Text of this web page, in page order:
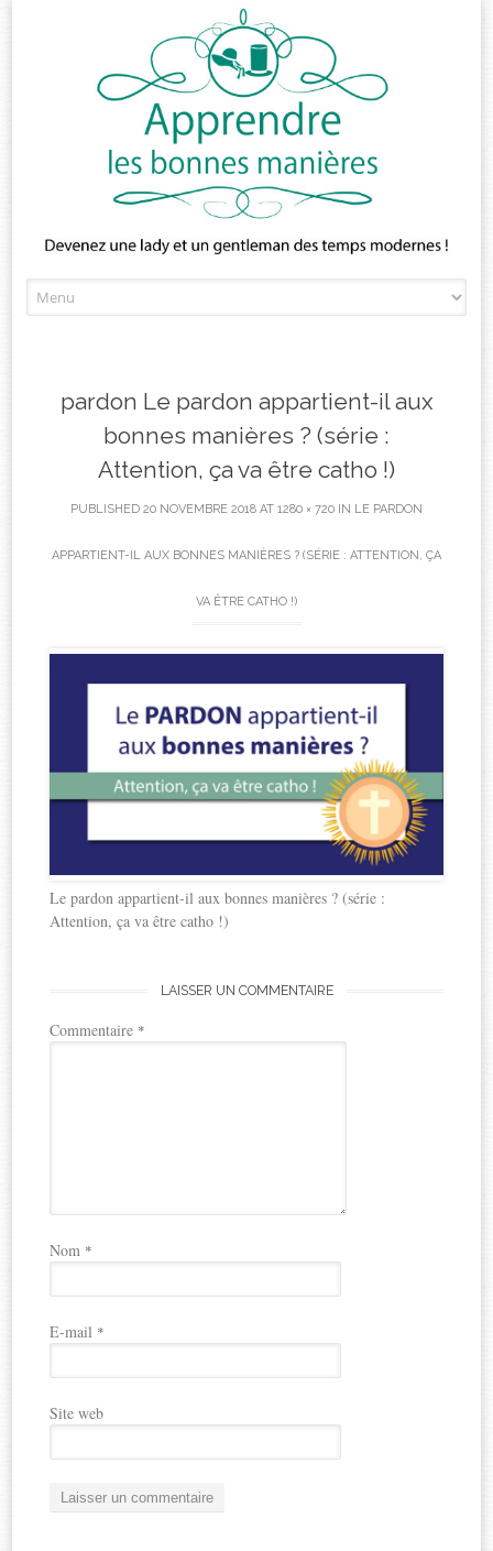
to
pardon Le pardon appartient-il aux
bonnes manières ? (série :
Attention, ça va être catho !)
PUBLISHED 20 NOVEMBRE 2018 AT 1280 × 720 IN LE PARDON
APPARTIENT-IL AUX BONNES MANIÈRES ? (SÉRIE : ATTENTION, ÇA
VA ÊTRE CATHO !)
Le pardon appartient-il aux bonnes manières ? (série :
Attention, ça va être catho !)
LAISSER UN COMMENTAIRE
Commentaire *
Nom *
E-mail *
Site web